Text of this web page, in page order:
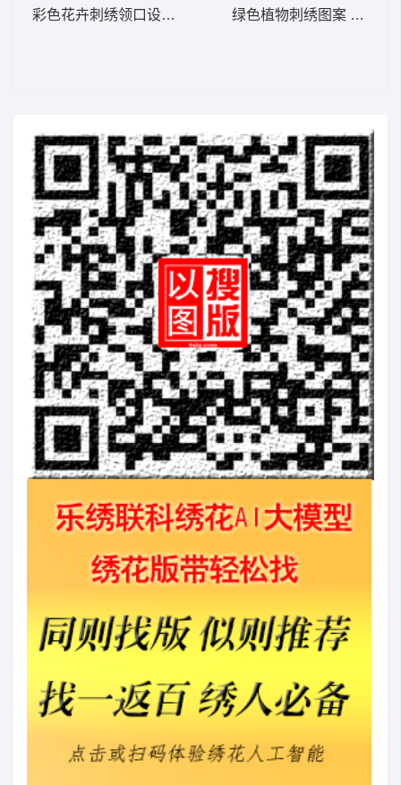
彩色花卉刺绣领口设计 衣领 绿色植物刺绣图案 条码